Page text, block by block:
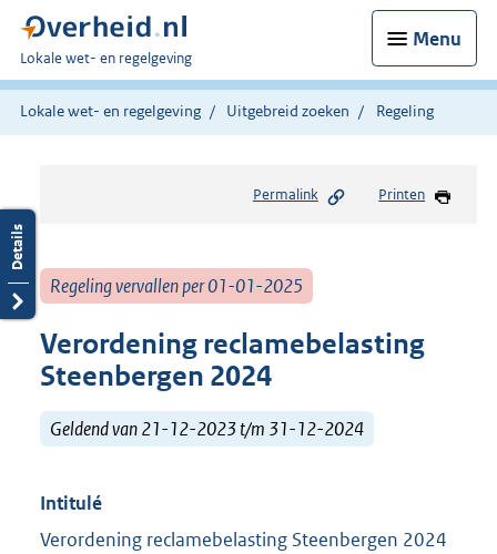
Menu
U
bent
hier:
Lokale wet- en regelgeving
Lokale wet- en regelgeving Uitgebreid zoeken Regeling
Permalink Printen
Regeling vervallen per 01-01-2025
Verordening reclamebelasting
Steenbergen 2024
Geldend van 21-12-2023 t/m 31-12-2024
Intitulé
Verordening reclamebelasting Steenbergen 2024